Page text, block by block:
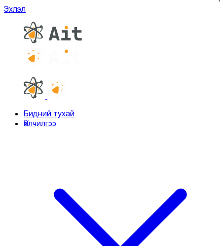
Эхлэл
Бидний тухай
Үйлчилгээ